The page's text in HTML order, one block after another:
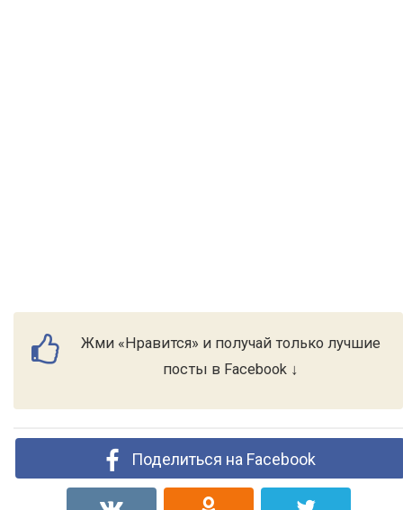
Жми «Нравится» и получай только лучшие
посты в Facebook ↓
Поделиться на Facebook